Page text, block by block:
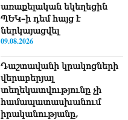
առաքելական եկեղեցին
ՊԵԿ–ի դեմ հայց է
ներկայացվել
09.08.2026
Դաշտավանի կրակոցների
վերաբերյալ
տեղեկատվությունը չի
համապատասխանում
իրականությանը,